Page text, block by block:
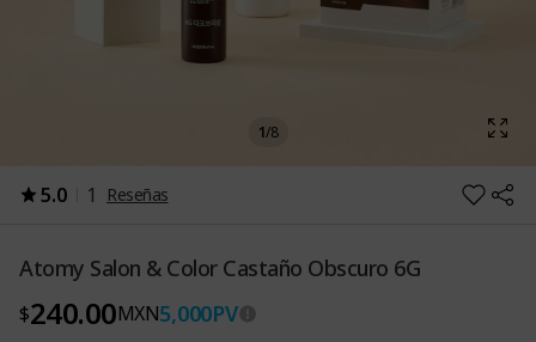
1/8
5.0 1 Reseñas
Atomy Salon & Color Castaño Obscuro 6G
$240.00MXN5,000PV